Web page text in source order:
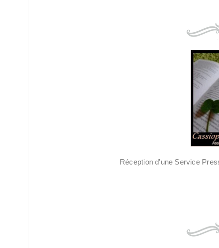
Réception d'une Service